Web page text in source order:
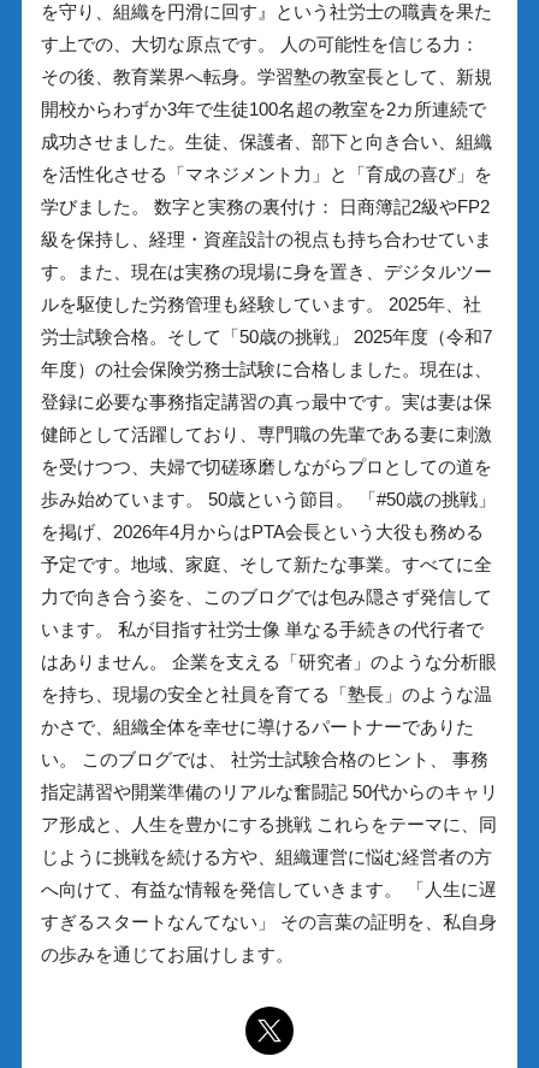
を守り、組織を円滑に回す』という社労士の職責を果た
す上での、大切な原点です。 人の可能性を信じる力：
その後、教育業界へ転身。学習塾の教室長として、新規
開校からわずか3年で生徒100名超の教室を2カ所連続で
成功させました。生徒、保護者、部下と向き合い、組織
を活性化させる「マネジメント力」と「育成の喜び」を
学びました。 数字と実務の裏付け： 日商簿記2級やFP2
級を保持し、経理・資産設計の視点も持ち合わせていま
す。また、現在は実務の現場に身を置き、デジタルツー
ルを駆使した労務管理も経験しています。 2025年、社
労士試験合格。そして「50歳の挑戦」 2025年度（令和7
年度）の社会保険労務士試験に合格しました。現在は、
登録に必要な事務指定講習の真っ最中です。実は妻は保
健師として活躍しており、専門職の先輩である妻に刺激
を受けつつ、夫婦で切磋琢磨しながらプロとしての道を
歩み始めています。 50歳という節目。 「#50歳の挑戦」
を掲げ、2026年4月からはPTA会長という大役も務める
予定です。地域、家庭、そして新たな事業。すべてに全
力で向き合う姿を、このブログでは包み隠さず発信して
います。 私が目指す社労士像 単なる手続きの代行者で
はありません。 企業を支える「研究者」のような分析眼
を持ち、現場の安全と社員を育てる「塾長」のような温
かさで、組織全体を幸せに導けるパートナーでありた
い。 このブログでは、 社労士試験合格のヒント、 事務
指定講習や開業準備のリアルな奮闘記 50代からのキャリ
ア形成と、人生を豊かにする挑戦 これらをテーマに、同
じように挑戦を続ける方や、組織運営に悩む経営者の方
へ向けて、有益な情報を発信していきます。 「人生に遅
すぎるスタートなんてない」 その言葉の証明を、私自身
の歩みを通じてお届けします。